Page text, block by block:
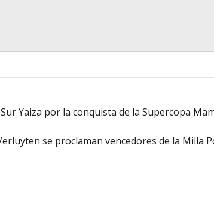
Yaiza por la conquista de la Supercopa
se proclaman vencedores de la Milla